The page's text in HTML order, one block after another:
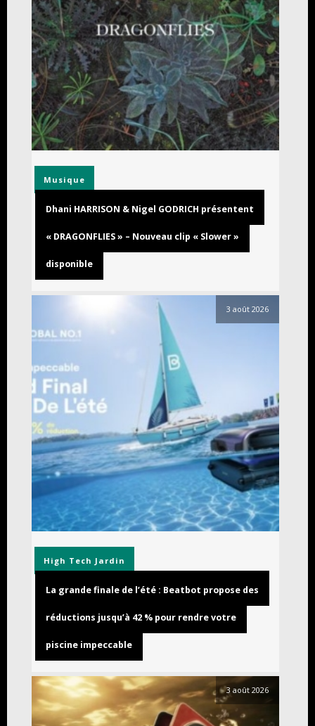
Musique
Dhani HARRISON & Nigel GODRICH présentent
« DRAGONFLIES » – Nouveau clip « Slower »
disponible
3 août 2026
High Tech Jardin
La grande finale de l’été : Beatbot propose des
réductions jusqu’à 42 % pour rendre votre
piscine impeccable
3 août 2026